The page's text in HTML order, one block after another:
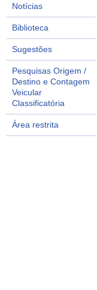
Notícias
Biblioteca
Sugestões
Pesquisas Origem /
Destino e Contagem
Veicular
Classificatória
Área restrita